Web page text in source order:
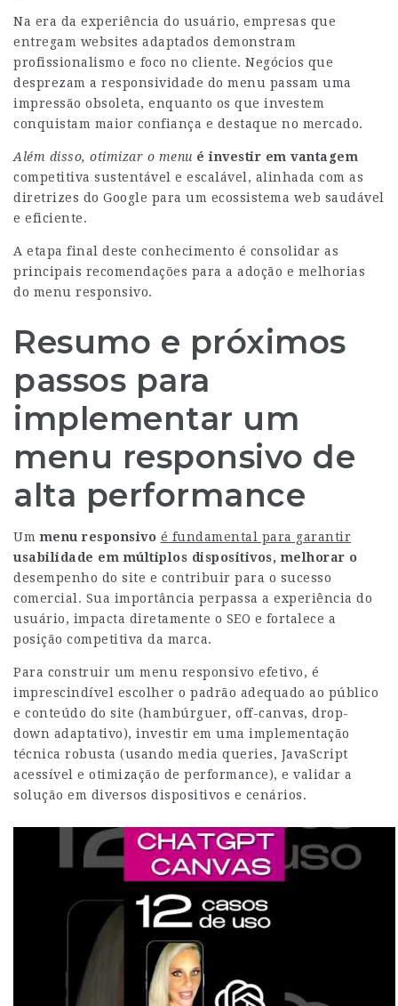
Na era da experiência do usuário, empresas que
entregam websites adaptados demonstram
profissionalismo e foco no cliente. Negócios que
desprezam a responsividade do menu passam uma
impressão obsoleta, enquanto os que investem
conquistam maior confiança e destaque no mercado.
Além disso, otimizar o menu é investir em vantagem
competitiva sustentável e escalável, alinhada com as
diretrizes do Google para um ecossistema web saudável
e eficiente.
A etapa final deste conhecimento é consolidar as
principais recomendações para a adoção e melhorias
do menu responsivo.
Resumo e próximos
passos para
implementar um
menu responsivo de
alta performance
Um menu responsivo é fundamental para garantir
usabilidade em múltiplos dispositivos, melhorar o
desempenho do site e contribuir para o sucesso
comercial. Sua importância perpassa a experiência do
usuário, impacta diretamente o SEO e fortalece a
posição competitiva da marca.
Para construir um menu responsivo efetivo, é
imprescindível escolher o padrão adequado ao público
e conteúdo do site (hambúrguer, off-canvas, drop-
down adaptativo), investir em uma implementação
técnica robusta (usando media queries, JavaScript
acessível e otimização de performance), e validar a
solução em diversos dispositivos e cenários.